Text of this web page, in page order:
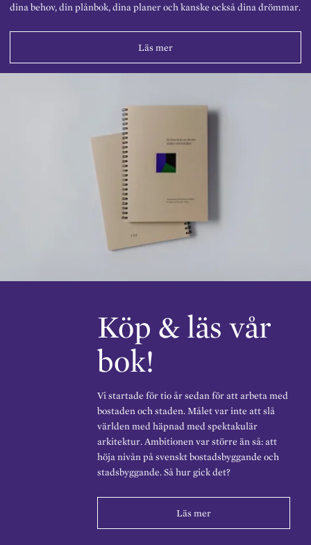
dina behov, din plånbok, dina planer och kanske också dina drömmar.
Läs mer
Köp & läs vår
bok!
Vi startade för tio år sedan för att arbeta med
bostaden och staden. Målet var inte att slå
världen med häpnad med spektakulär
arkitektur. Ambitionen var större än så: att
höja nivån på svenskt bostadsbyggande och
stadsbyggande. Så hur gick det?
Läs mer